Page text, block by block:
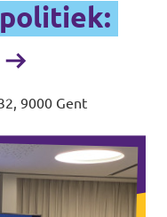
9000 Gent